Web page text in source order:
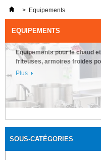
> Equipements
EQUIPEMENTS
Equipements pour le chaud
friteuses, armoires froides
Plus
SOUS-CATÉGORIES